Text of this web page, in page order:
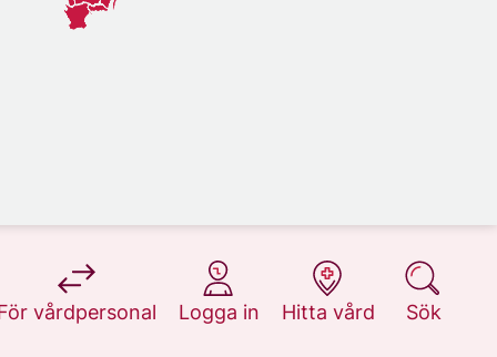
vårdpersonal
på 1177.se
Logga in
på 1177.se
Hitta vård
på 1177.se
Sök
på 1177.se